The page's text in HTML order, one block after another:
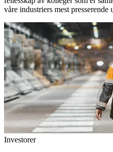
våre industriers mest presserende
Investorer